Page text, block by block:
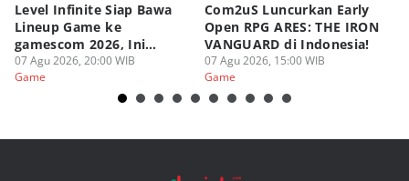
Level Infinite Siap Bawa
Lineup Game ke
gamescom 2026, Ini
Judulnya!
07 Agu 2026, 20:00 WIB
Game
Com2uS Luncurkan Early
Open RPG ARES: THE IRON
VANGUARD di Indonesia!
07 Agu 2026, 15:00 WIB
Game